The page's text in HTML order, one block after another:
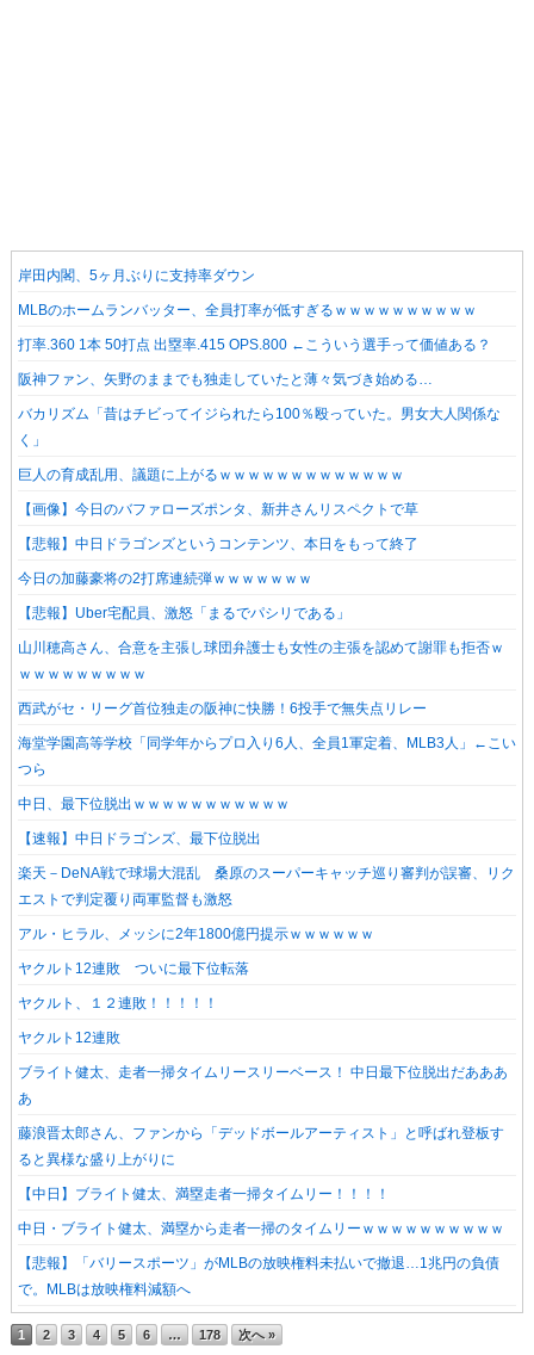
岸田内閣、5ヶ月ぶりに支持率ダウン
MLBのホームランバッター、全員打率が低すぎるｗｗｗｗｗｗｗｗｗｗ
打率.360 1本 50打点 出塁率.415 OPS.800 ←こういう選手って価値ある？
阪神ファン、矢野のままでも独走していたと薄々気づき始める…
バカリズム「昔はチビってイジられたら100％殴っていた。男女大人関係な
く」
巨人の育成乱用、議題に上がるｗｗｗｗｗｗｗｗｗｗｗｗｗ
【画像】今日のバファローズポンタ、新井さんリスペクトで草
【悲報】中日ドラゴンズというコンテンツ、本日をもって終了
今日の加藤豪将の2打席連続弾ｗｗｗｗｗｗｗ
【悲報】Uber宅配員、激怒「まるでパシリである」
山川穂高さん、合意を主張し球団弁護士も女性の主張を認めて謝罪も拒否ｗ
ｗｗｗｗｗｗｗｗｗ
西武がセ・リーグ首位独走の阪神に快勝！6投手で無失点リレー
海堂学園高等学校「同学年からプロ入り6人、全員1軍定着、MLB3人」←こい
つら
中日、最下位脱出ｗｗｗｗｗｗｗｗｗｗｗ
【速報】中日ドラゴンズ、最下位脱出
楽天－DeNA戦で球場大混乱 桑原のスーパーキャッチ巡り審判が誤審、リク
エストで判定覆り両軍監督も激怒
アル・ヒラル、メッシに2年1800億円提示ｗｗｗｗｗｗ
ヤクルト12連敗 ついに最下位転落
ヤクルト、１２連敗！！！！！
ヤクルト12連敗
ブライト健太、走者一掃タイムリースリーベース！ 中日最下位脱出だあああ
あ
藤浪晋太郎さん、ファンから「デッドボールアーティスト」と呼ばれ登板す
ると異様な盛り上がりに
【中日】ブライト健太、満塁走者一掃タイムリー！！！！
中日・ブライト健太、満塁から走者一掃のタイムリーｗｗｗｗｗｗｗｗｗｗ
【悲報】「バリースポーツ」がMLBの放映権料未払いで撤退…1兆円の負債
で。MLBは放映権料減額へ
1 2 3 4 5 6 … 178 次へ »